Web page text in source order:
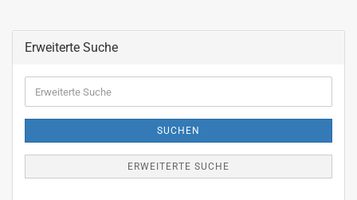
Erweiterte Suche
Suche
SUCHEN
ERWEITERTE SUCHE